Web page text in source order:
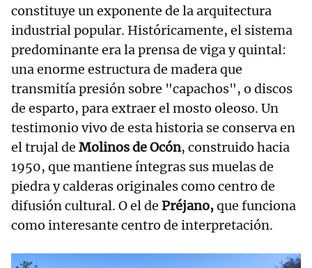
constituye un exponente de la arquitectura
industrial popular. Históricamente, el sistema
predominante era la prensa de viga y quintal:
una enorme estructura de madera que
transmitía presión sobre "capachos", o discos
de esparto, para extraer el mosto oleoso. Un
testimonio vivo de esta historia se conserva en
el trujal de Molinos de Ocón, construido hacia
1950, que mantiene íntegras sus muelas de
piedra y calderas originales como centro de
difusión cultural. O el de Préjano,que funciona
como interesante centro de interpretación.